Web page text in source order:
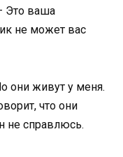
Это ваша
не может вас
они живут у меня.
что они
не справлюсь.